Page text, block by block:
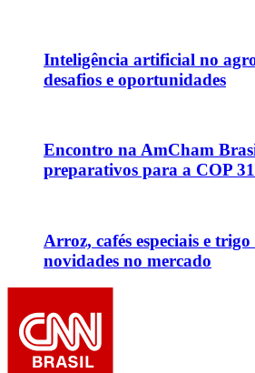
Inteligência artificial no
desafios e oportunidades
Encontro na AmCham
preparativos para a COP 31
Arroz, cafés especiais e
novidades no mercado